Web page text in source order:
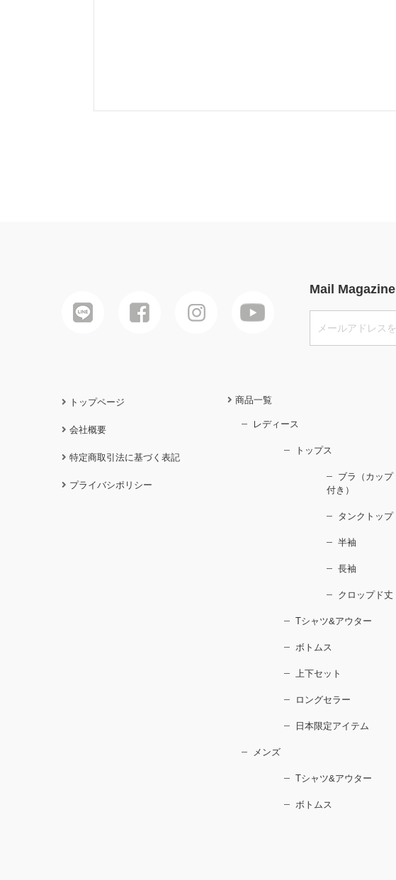
Mail Magazine
トップページ
会社概要
特定商取引法に基づく表記
プライバシポリシー
商品一覧
レディース
トップス
ブラ（カップ
付き）
タンクトップ
半袖
長袖
クロップド丈
Tシャツ&アウター
ボトムス
上下セット
ロングセラー
日本限定アイテム
メンズ
Tシャツ&アウター
ボトムス